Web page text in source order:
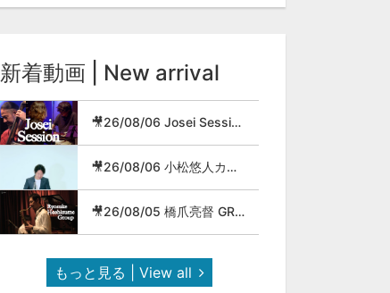
新着動画 | New arrival
🎥26/08/06 Josei Session
🎥26/08/06 小松悠人カルテット
🎥26/08/05 橋爪亮督 GROUP
もっと見る | View all